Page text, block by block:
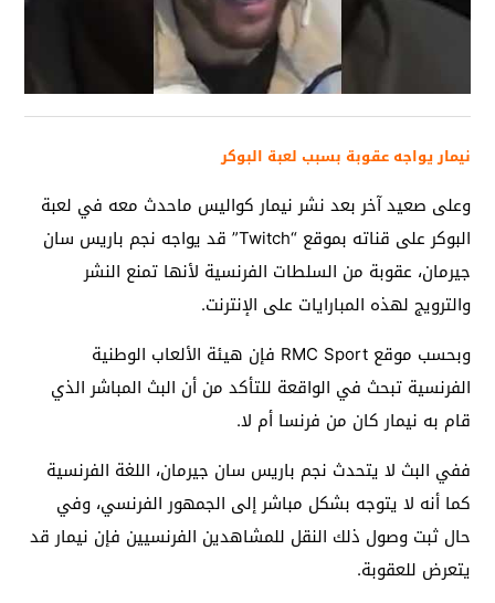
نيمار يواجه عقوبة بسبب لعبة البوكر
وعلى صعيد آخر بعد نشر نيمار كواليس ماحدث معه في لعبة
البوكر على قناته بموقع “Twitch” قد يواجه نجم باريس سان
جيرمان، عقوبة من السلطات الفرنسية لأنها تمنع النشر
والترويج لهذه المبارايات على الإنترنت.
وبحسب موقع RMC Sport فإن هيئة الألعاب الوطنية
الفرنسية تبحث في الواقعة للتأكد من أن البث المباشر الذي
قام به نيمار كان من فرنسا أم لا.
ففي البث لا يتحدث نجم باريس سان جيرمان، اللغة الفرنسية
كما أنه لا يتوجه بشكل مباشر إلى الجمهور الفرنسي، وفي
حال ثبت وصول ذلك النقل للمشاهدين الفرنسيين فإن نيمار قد
يتعرض للعقوبة.